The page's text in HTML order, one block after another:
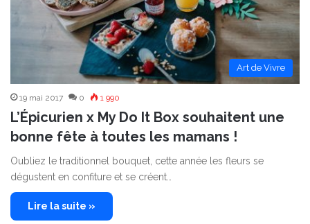
Art de Vivre
19 mai 2017 0 1 990
L’Épicurien x My Do It Box souhaitent une
bonne fête à toutes les mamans !
Oubliez le traditionnel bouquet, cette année les fleurs se
dégustent en confiture et se créent…
Lire la suite »